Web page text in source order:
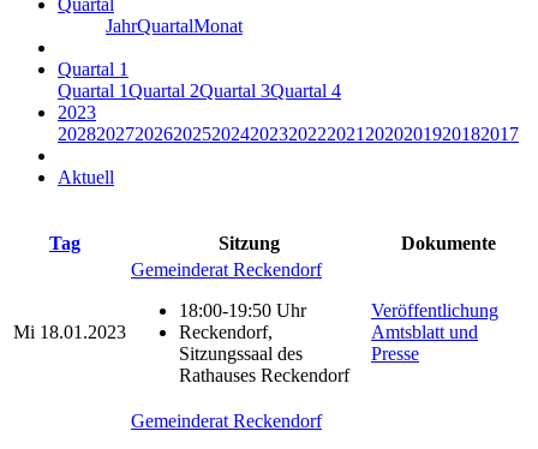
JahrQuartalMonat
Quartal 1
Quartal 1Quartal 2Quartal 3Quartal 4
2023
20282027202620252024202320222021 2020201920182017
Aktuell
Tag Sitzung Dokumente
Mi 18.01.2023
Gemeinderat Reckendorf
18:00-19:50 Uhr
Reckendorf,
Sitzungssaal des
Rathauses Reckendorf
Veröffentlichung
Amtsblatt und
Presse
Gemeinderat Reckendorf